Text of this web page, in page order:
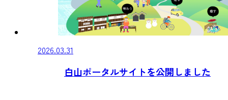
2026.03.31
白山ポータルサイトを公開しました